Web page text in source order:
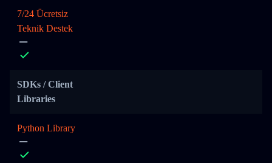
7/24 Ücretsiz
Teknik Destek
SDKs / Client
Libraries
Python Library